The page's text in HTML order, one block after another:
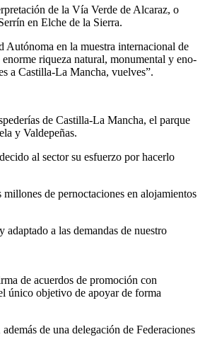
de la Vía Verde de Alcaraz, o
en Elche de la Sierra.
Autónoma en la muestra internacional de
riqueza natural, monumental y eno-
a Castilla-La Mancha, vuelves”.
de Castilla-La Mancha, el parque
y Valdepeñas.
al sector su esfuerzo por hacerlo
de pernoctaciones en alojamientos
a las demandas de nuestro
de acuerdos de promoción con
único objetivo de apoyar de forma
de una delegación de Federaciones